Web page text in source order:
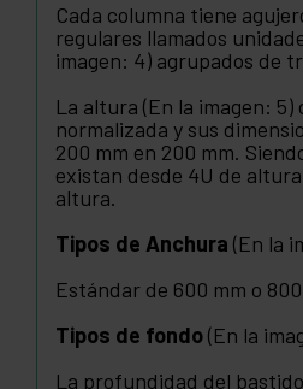
Cada columna tiene
regulares llamados
imagen: 4) agrupados de
La altura (En la imagen: 5)
normalizada y sus
200 mm en 200 mm.
existan desde 4U de
altura.
Tipos de Anchura (En la
Estándar de 600 mm o
Tipos de fondo(En la
La profundidad del